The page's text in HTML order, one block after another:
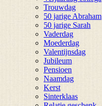
Trouwdag
50 jarige Abraham
50 jarige Sarah
Vaderdag
Moederdag
Valentijnsdag
Jubileum
Pensioen
Naamdag
Kerst
Sinterklaas